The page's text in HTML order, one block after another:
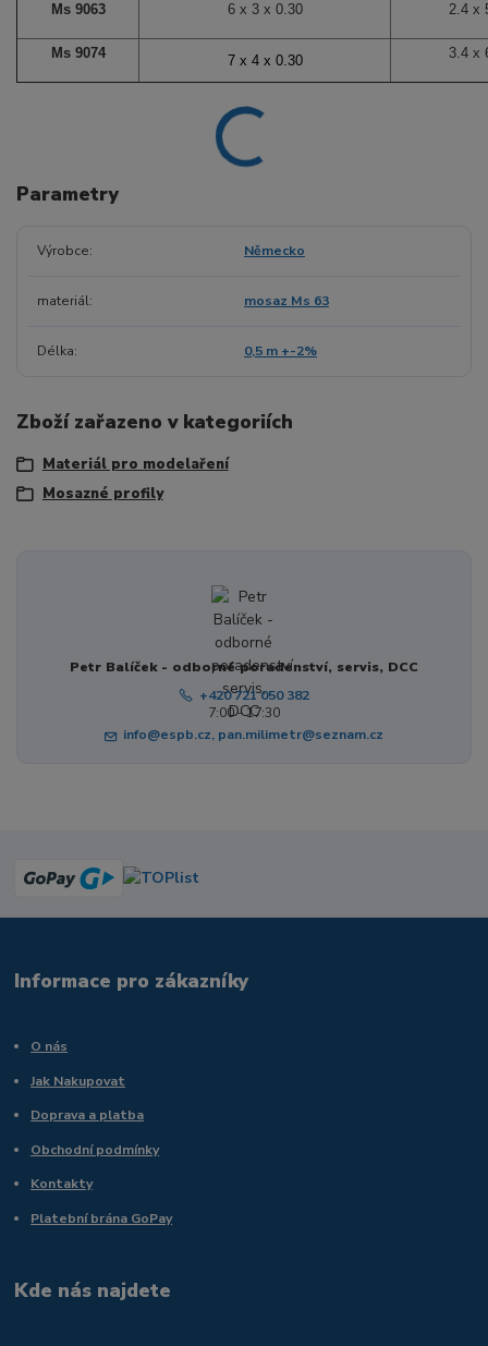
Ms 9063 6 x 3 x 0.30 2.4 x
Ms 9074 7x 4 x 0.30 3.4 x
Parametry
Výrobce Německo
materiál mosaz Ms 63
Délka 0,5 m +-2%
Zboží zařazeno v kategoriích
Materiál pro modelaření
Mosazné profily
Petr Balíček - odborné poradenství, servis, DCC
+420 721 050 382
7:00 - 17:30
info@espb.cz, pan.milimetr@seznam.cz
Informace pro zákazníky
O nás
Jak Nakupovat
Doprava a platba
Obchodní podmínky
Kontakty
Platební brána GoPay
Kde nás najdete